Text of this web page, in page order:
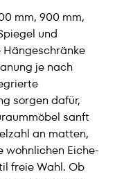
mm, 900 mm,
und
je nach
sorgen dafür,
sanft
an matten,
wohnlichen Eiche-
freie Wahl. Ob